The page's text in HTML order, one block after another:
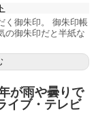
く御朱印。 御朱印帳
の御朱印だと半紙な
が雨や曇りで
イブ・テレビ